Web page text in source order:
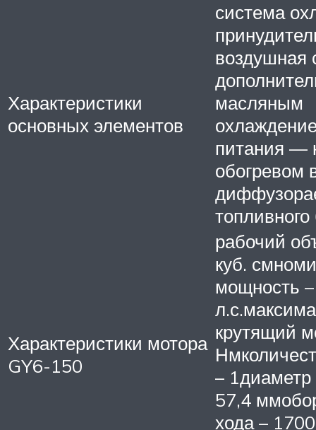
Характеристики
основных элементов
система
воздушная
масляным
питания —
обогревом
Характеристики мотора
GY6-150
рабочий
куб.
мощность
крутящий
–
57,4
хода –